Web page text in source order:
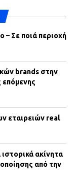
– Σε ποιά περιοχή
brands στην
εταιρειών real
ακίνητα
από την